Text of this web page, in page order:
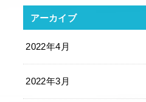
アーカイブ
2022年4月
2022年3月